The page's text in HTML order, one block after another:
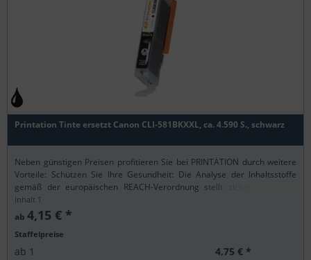
Printation Tinte ersetzt Canon CLI-581BKXXL, ca. 4.590 S., schwarz
Neben günstigen Preisen profitieren Sie bei PRINTATION durch weitere
Vorteile: Schützen Sie Ihre Gesundheit: Die Analyse der Inhaltsstoffe
gemäß der europäischen REACH-Verordnung stellt sicher, dass alle
Printation-Produkte nur...
Inhalt 1
ab4,15 € *
Staffelpreise
ab 1 4,75 € *